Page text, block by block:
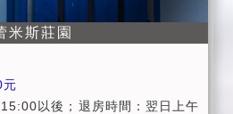
日：週日 - 週五 ※ 假日：週
農曆春節期間 ※ 週一至週四，
下雨的烤肉場地。
米斯莊園
以後；退房時間：翌日上午